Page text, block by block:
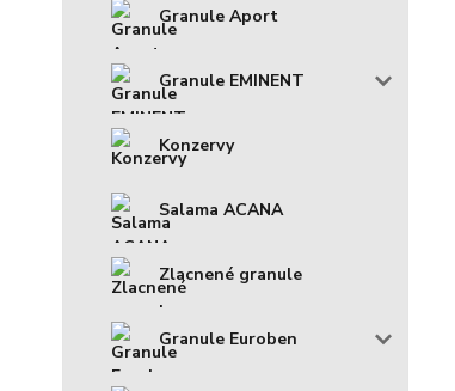
Granule Aport
Granule EMINENT
Konzervy
Salama ACANA
Zlacnené granule
Granule Euroben